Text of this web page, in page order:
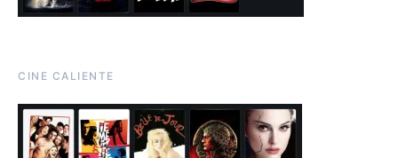
CINE CALIENTE